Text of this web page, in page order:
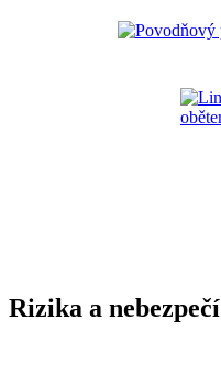
Rizika a nebezpečí